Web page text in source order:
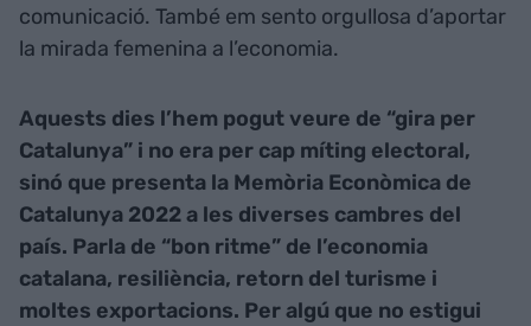
comunicació. També em sento orgullosa d’aportar
la mirada femenina a l’economia.
Aquests dies l’hem pogut veure de “gira per
Catalunya” i no era per cap míting electoral,
sinó que presenta la Memòria Econòmica de
Catalunya 2022 a les diverses cambres del
país. Parla de “bon ritme” de l’economia
catalana, resiliència, retorn del turisme i
moltes exportacions. Per algú que no estigui